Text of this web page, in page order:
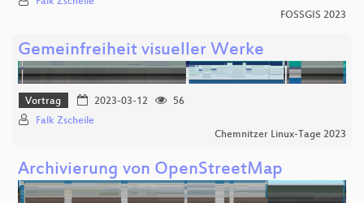
FOSSGIS 2023
Gemeinfreiheit visueller Werke
Vortrag 2023-03-12
56
Falk Zscheile
Chemnitzer Linux-Tage 2023
Archivierung von OpenStreetMap